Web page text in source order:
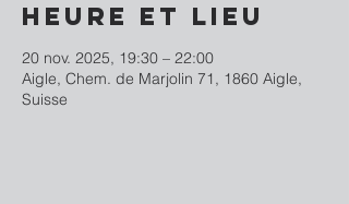
Heure et lieu
20 nov. 2025, 19:30 – 22:00
Aigle, Chem. de Marjolin 71, 1860 Aigle,
Suisse